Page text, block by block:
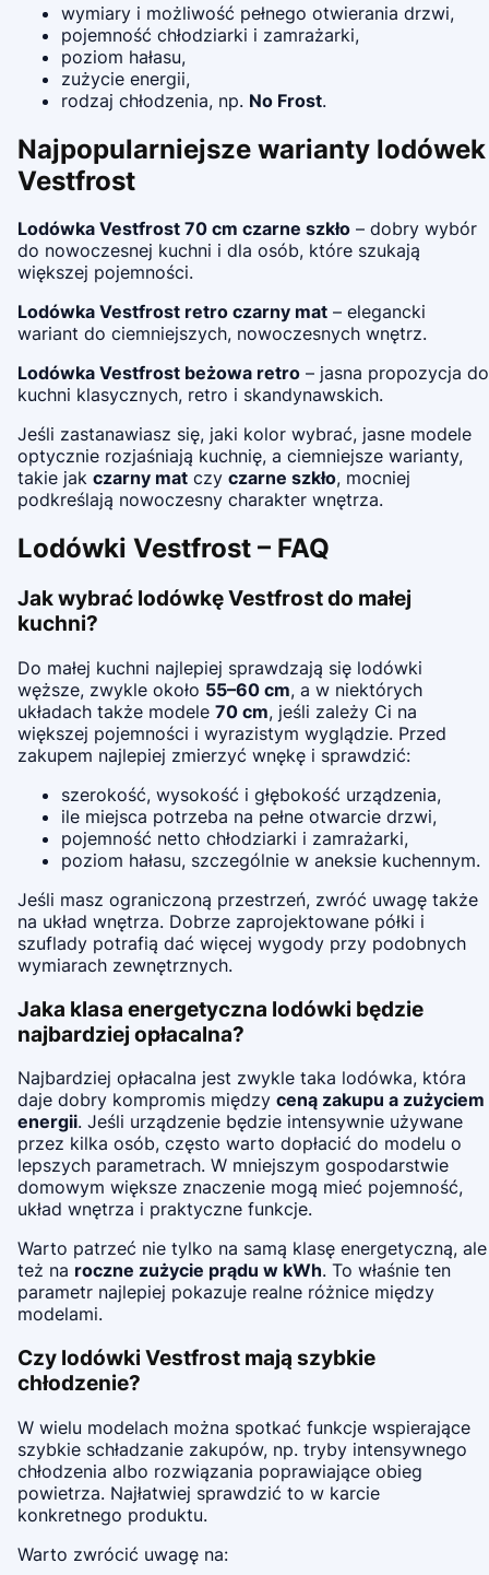
wymiary i możliwość pełnego otwierania drzwi,
pojemność chłodziarki i zamrażarki,
poziom hałasu,
zużycie energii,
rodzaj chłodzenia, np. No Frost.
Najpopularniejsze warianty lodówek
Vestfrost
Lodówka Vestfrost 70 cm czarne szkło – dobry wybór
do nowoczesnej kuchni i dla osób, które szukają
większej pojemności.
Lodówka Vestfrost retro czarny mat – elegancki
wariant do ciemniejszych, nowoczesnych wnętrz.
Lodówka Vestfrost beżowa retro – jasna propozycja do
kuchni klasycznych, retro i skandynawskich.
Jeśli zastanawiasz się, jaki kolor wybrać, jasne modele
optycznie rozjaśniają kuchnię, a ciemniejsze warianty,
takie jak czarny mat czy czarne szkło, mocniej
podkreślają nowoczesny charakter wnętrza.
Lodówki Vestfrost – FAQ
Jak wybrać lodówkę Vestfrost do małej
kuchni?
Do małej kuchni najlepiej sprawdzają się lodówki
węższe, zwykle około 55–60 cm, a w niektórych
układach także modele 70 cm, jeśli zależy Ci na
większej pojemności i wyrazistym wyglądzie. Przed
zakupem najlepiej zmierzyć wnękę i sprawdzić:
szerokość, wysokość i głębokość urządzenia,
ile miejsca potrzeba na pełne otwarcie drzwi,
pojemność netto chłodziarki i zamrażarki,
poziom hałasu, szczególnie w aneksie kuchennym.
Jeśli masz ograniczoną przestrzeń, zwróć uwagę także
na układ wnętrza. Dobrze zaprojektowane półki i
szuflady potrafią dać więcej wygody przy podobnych
wymiarach zewnętrznych.
Jaka klasa energetyczna lodówki będzie
najbardziej opłacalna?
Najbardziej opłacalna jest zwykle taka lodówka, która
daje dobry kompromis między ceną zakupu a zużyciem
energii. Jeśli urządzenie będzie intensywnie używane
przez kilka osób, często warto dopłacić do modelu o
lepszych parametrach. W mniejszym gospodarstwie
domowym większe znaczenie mogą mieć pojemność,
układ wnętrza i praktyczne funkcje.
Warto patrzeć nie tylko na samą klasę energetyczną, ale
też na roczne zużycie prądu w kWh. To właśnie ten
parametr najlepiej pokazuje realne różnice między
modelami.
Czy lodówki Vestfrost mają szybkie
chłodzenie?
W wielu modelach można spotkać funkcje wspierające
szybkie schładzanie zakupów, np. tryby intensywnego
chłodzenia albo rozwiązania poprawiające obieg
powietrza. Najłatwiej sprawdzić to w karcie
konkretnego produktu.
Warto zwrócić uwagę na: